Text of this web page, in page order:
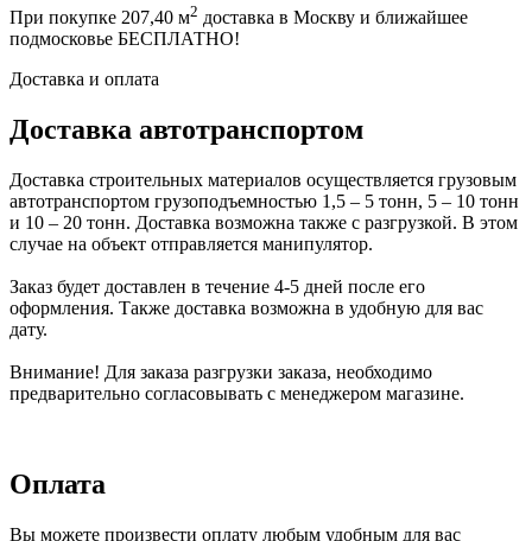
При покупке 207,40 м2 доставка в Москву и ближайшее
подмосковье БЕСПЛАТНО!
Доставка и оплата
Доставка автотранспортом
Доставка строительных материалов осуществляется грузовым
автотранспортом грузоподъемностью 1,5 – 5 тонн, 5 – 10 тонн
и 10 – 20 тонн. Доставка возможна также с разгрузкой. В этом
случае на объект отправляется манипулятор.
Заказ будет доставлен в течение 4-5 дней после его
оформления. Также доставка возможна в удобную для вас
дату.
Внимание! Для заказа разгрузки заказа, необходимо
предварительно согласовывать с менеджером магазине.
Оплата
Вы можете произвести оплату любым удобным для вас